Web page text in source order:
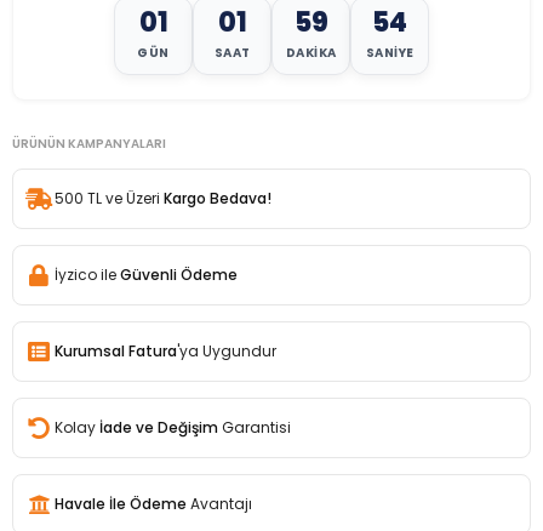
01
GÜN
01
SAAT
59
DAKIKA
52
SANIYE
ÜRÜNÜN KAMPANYALARI
500 TL ve Üzeri Kargo Bedava!
İyzico ileGüvenli Ödeme
Kurumsal Fatura'ya Uygundur
Kolay İade ve Değişim Garantisi
Havale İle Ödeme Avantajı